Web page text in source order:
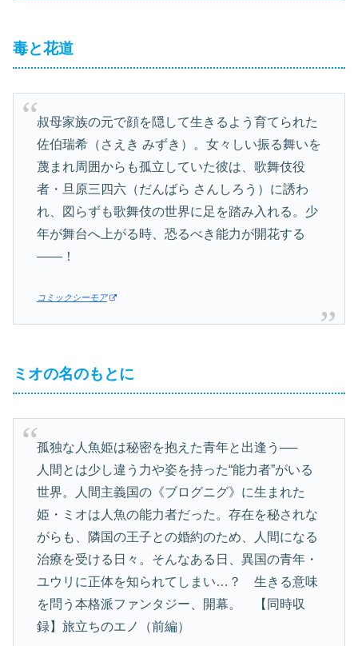
毒と花道
叔母家族の元で顔を隠して生きるよう育てられた
佐伯瑞希（さえき みずき）。女々しい振る舞いを
蔑まれ周囲からも孤立していた彼は、歌舞伎役
者・旦原三四六（だんばら さんしろう）に誘わ
れ、図らずも歌舞伎の世界に足を踏み入れる。少
年が舞台へ上がる時、恐るべき能力が開花する
――！
コミックシーモア
ミオの名のもとに
孤独な人魚姫は秘密を抱えた青年と出逢う──
人間とは少し違う力や姿を持った“能力者”がいる
世界。人間主義国の《ブログニグ》に生まれた
姫・ミオは人魚の能力者だった。存在を秘されな
がらも、隣国の王子との婚約のため、人間になる
治療を受ける日々。そんなある日、異国の青年・
ユウリに正体を知られてしまい…？ 生きる意味
を問う本格派ファンタジー、開幕。 【同時収
録】旅立ちのエノ（前編）